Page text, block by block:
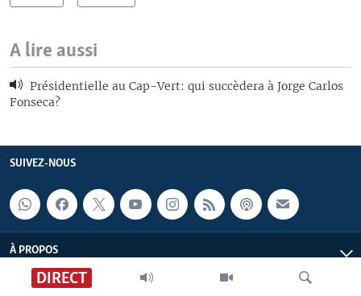
DIRECT
A lire aussi
Présidentielle au Cap-Vert: qui succèdera à Jorge Carlos
Fonseca?
SUIVEZ-NOUS
À PROPOS